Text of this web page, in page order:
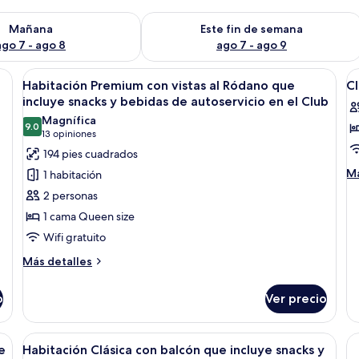
Mañana
7 - ago 8
para mañana ago 7 - ago 8
Este fin de semana
ago 7 - ago 9
Consulta la disponibilidad para este
y silla. La habitación tiene ventana con cortinas y televisor
Abrir
todas
las
fotos
de
Habitación
Premium
con
vistas
al
Ródano
snacks
y
bebidas
Ropa de cama de alta calidad y caja
12
Habitación Premium con vistas al Ródano que
incluye snacks y bebidas de autoservicio en el Club
9.09.0 de 10
Magnífica
13 opiniones
(13
opiniones)
194 pies cuadrados
1 habitación
2 personas
1 cama Queen size
Wifi gratuito
Más detalles
Más
Premium
con
vistas
Ver precio
silla, maleta y un par de zapatos.
Abrir
Habitación de hotel con una cama
11
Habitación Clásica con balcón que incluye snacks y